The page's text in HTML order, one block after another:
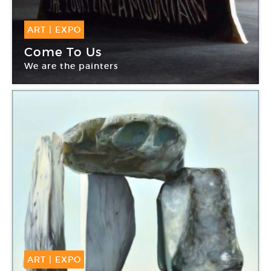
ART EXPO
27 Juin -14 Oct 2018
Come To Us
We are the painters
ART | EXPO